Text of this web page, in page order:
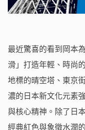
最近驚喜的看到岡本
滑」打造年輕、時尚
地標的晴空塔、東京
濃的日本新文化元素
與核心精神。除了日
經典紅色與象徵水潤